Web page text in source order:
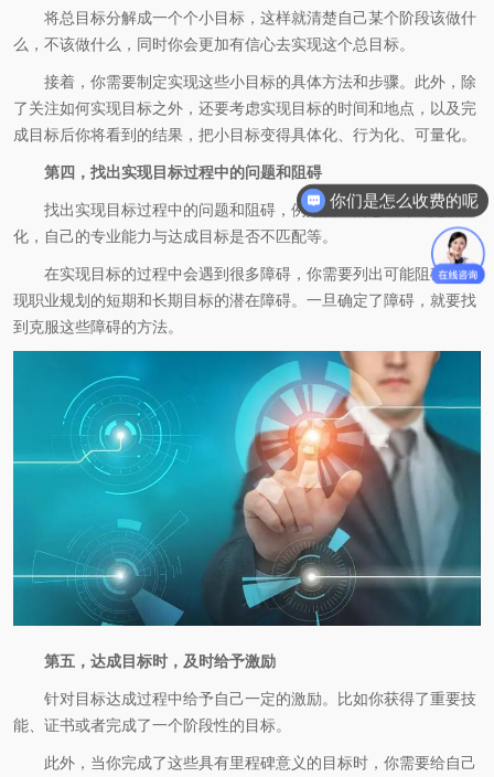
将总目标分解成一个个小目标，这样就清楚自己某个阶段该做什
么，不该做什么，同时你会更加有信心去实现这个总目标。
接着，你需要制定实现这些小目标的具体方法和步骤。此外，除
了关注如何实现目标之外，还要考虑实现目标的时间和地点，以及完
成目标后你将看到的结果，把小目标变得具体化、行为化、可量化。
第四，找出实现目标过程中的问题和阻碍
找出实现目标过程中的问题和阻碍，例如自己的思维方式是否固
化，自己的专业能力与达成目标是否不匹配等。
在实现目标的过程中会遇到很多障碍，你需要列出可能阻碍你实
现职业规划的短期和长期目标的潜在障碍。一旦确定了障碍，就要找
到克服这些障碍的方法。
第五，达成目标时，及时给予激励
针对目标达成过程中给予自己一定的激励。比如你获得了重要技
能、证书或者完成了一个阶段性的目标。
此外，当你完成了这些具有里程碑意义的目标时，你需要给自己
你们是怎么收费的呢